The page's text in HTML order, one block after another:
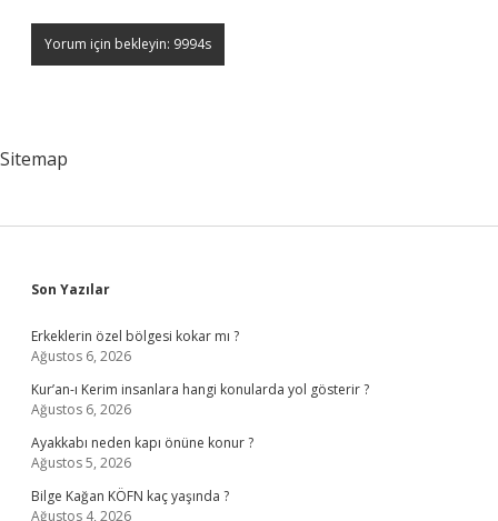
Sitemap
Sidebar
Son Yazılar
Erkeklerin özel bölgesi kokar mı ?
Ağustos 6, 2026
Kur’an-ı Kerim insanlara hangi konularda yol gösterir ?
Ağustos 6, 2026
Ayakkabı neden kapı önüne konur ?
Ağustos 5, 2026
Bilge Kağan KÖFN kaç yaşında ?
Ağustos 4, 2026